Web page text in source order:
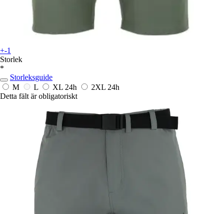
+-1
Storlek
*
Storleksguide
M
L XL 24h 2XL 24h
Detta fält är obligatoriskt